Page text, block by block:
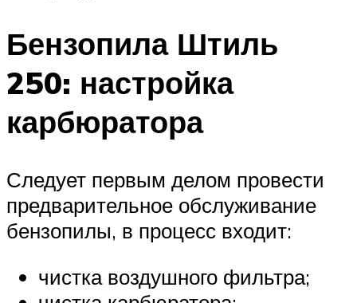
Бензопила Штиль
250: настройка
карбюратора
Следует первым делом провести
предварительное обслуживание
бензопилы, в процесс входит:
чистка воздушного фильтра;